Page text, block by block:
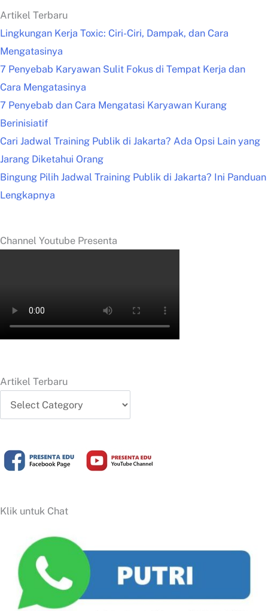
Artikel Terbaru
Lingkungan Kerja Toxic: Ciri-Ciri, Dampak, dan Cara
Mengatasinya
7 Penyebab Karyawan Sulit Fokus di Tempat Kerja dan
Cara Mengatasinya
7 Penyebab dan Cara Mengatasi Karyawan Kurang
Berinisiatif
Cari Jadwal Training Publik di Jakarta? Ada Opsi Lain yang
Jarang Diketahui Orang
Bingung Pilih Jadwal Training Publik di Jakarta? Ini Panduan
Lengkapnya
Channel Youtube Presenta
Artikel Terbaru
Terbaru
Klik untuk Chat